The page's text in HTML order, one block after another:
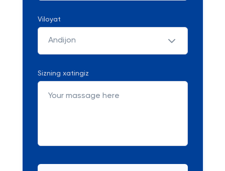
Viloyat
Andijon
Sizning xatingiz